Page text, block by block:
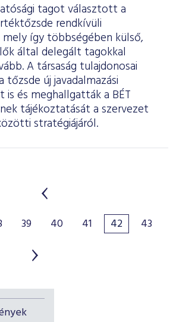
tagot választott a
rendkívüli
mely így többségében külső,
által delegált tagokkal
A társaság tulajdonosai
tőzsde új javadalmazási
is és meghallgatták a BÉT
tájékoztatását a szervezet
stratégiájáról.
39 40 41 42 43